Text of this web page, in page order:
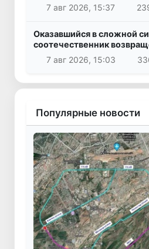
7 авг 2026, 15:37
Оказавшийся в сложной
соотечественник
7 авг 2026, 15:03
Популярные новости